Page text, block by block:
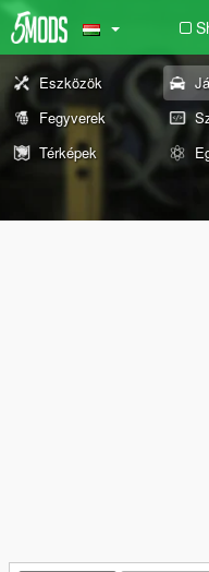
Eszközök
Fegyverek
Térképek